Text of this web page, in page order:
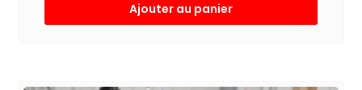
Ajouter au panier